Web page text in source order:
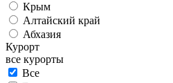
Крым
Алтайский край
Абхазия
Курорт
все курорты
Все